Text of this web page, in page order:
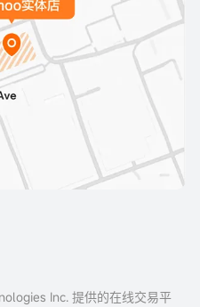
Inc. 提供的在线交易平